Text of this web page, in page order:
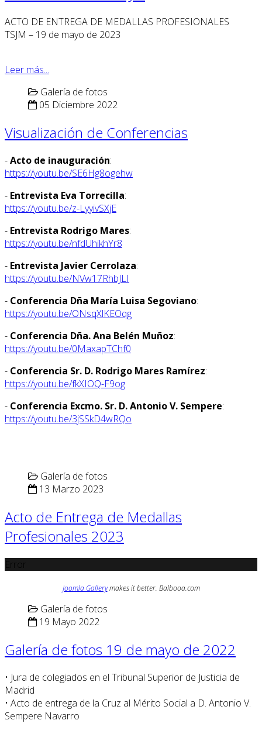
ACTO DE ENTREGA DE MEDALLAS PROFESIONALES
TSJM – 19 de mayo de 2023
Leer más...
Galería de fotos
05 Diciembre 2022
Visualización de Conferencias
-Acto de inauguración:
https://youtu.be/SE6Hg8ogehw
- Entrevista Eva Torrecilla:
https://youtu.be/z-LyyivSXjE
- Entrevista Rodrigo Mares:
https://youtu.be/nfdUhikhYr8
- Entrevista Javier Cerrolaza:
https://youtu.be/NVw17RhbJLI
- Conferencia Dña María Luisa Segoviano:
https://youtu.be/ONsqXlKEOqg
- Conferencia Dña. Ana Belén Muñoz:
https://youtu.be/0MaxapTChf0
- Conferencia Sr. D. Rodrigo Mares Ramírez:
https://youtu.be/fkXIOQ-F9og
- Conferencia Excmo. Sr. D. Antonio V. Sempere:
https://youtu.be/3jSSkD4wRQo
Galería de fotos
13 Marzo 2023
Acto de Entrega de Medallas
Profesionales 2023
Joomla Gallerymakes it better. Balbooa.com
Galería de fotos
19 Mayo 2022
Galería de fotos 19 de mayo de 2022
• Jura de colegiados en el Tribunal Superior de Justicia de
Madrid
• Acto de entrega de la Cruz al Mérito Social a D. Antonio V.
Sempere Navarro